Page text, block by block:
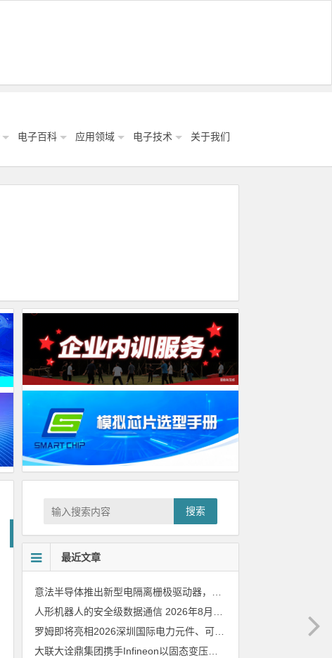
电子百科 应用领域 电子技术 关于我们
搜索
最近文章
人形机器人的安全级数据通信 2026年8月8日
罗姆即将亮相2026深圳国际电力元件、可再生能源管理展览会暨研讨会
大联大诠鼎集团携手Infineon以固态变压器重构配电效率新标杆